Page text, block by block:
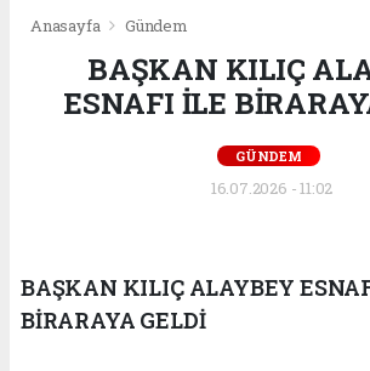
Anasayfa Gündem
BAŞKAN KILIÇ
ESNAFI İLE
GÜNDEM
16.07.2026 - 11:02
BAŞKAN KILIÇ ALAYBEY
BİRARAYA GELDİ